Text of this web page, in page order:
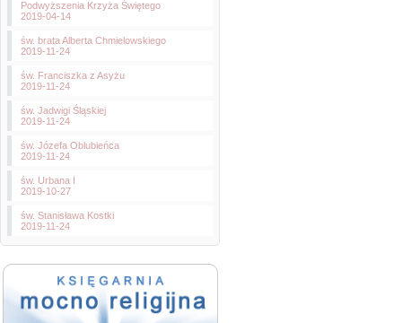
Podwyższenia Krzyża Świętego
2019-04-14
św. brata Alberta Chmielowskiego
2019-11-24
św. Franciszka z Asyżu
2019-11-24
św. Jadwigi Śląskiej
2019-11-24
św. Józefa Oblubieńca
2019-11-24
św. Urbana I
2019-10-27
św. Stanisława Kostki
2019-11-24